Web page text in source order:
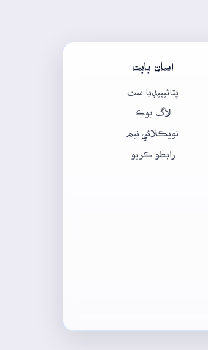
اسان بابت
ڀٽائيپيڊيا سٿ
لاگ بوڪ
نويڪلائي نيم
رابطو ڪريو